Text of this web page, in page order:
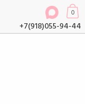
+7(918)055-94-44
0